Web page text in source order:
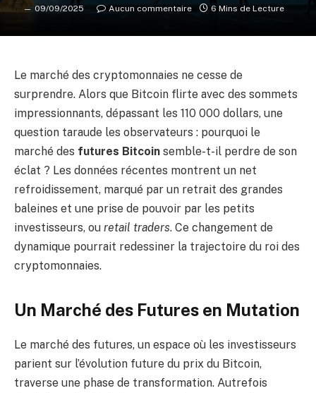
09/09/2025 Aucun commentaire 6 Mins de Lecture
Le marché des cryptomonnaies ne cesse de
surprendre. Alors que Bitcoin flirte avec des sommets
impressionnants, dépassant les 110 000 dollars, une
question taraude les observateurs : pourquoi le
marché des futures Bitcoin semble-t-il perdre de son
éclat ? Les données récentes montrent un net
refroidissement, marqué par un retrait des grandes
baleines et une prise de pouvoir par les petits
investisseurs, ou retail traders. Ce changement de
dynamique pourrait redessiner la trajectoire du roi des
cryptomonnaies.
Un Marché des Futures en Mutation
Le marché des futures, un espace où les investisseurs
parient sur l’évolution future du prix du Bitcoin,
traverse une phase de transformation. Autrefois